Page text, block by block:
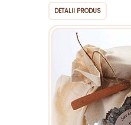
DETALII PRODUS